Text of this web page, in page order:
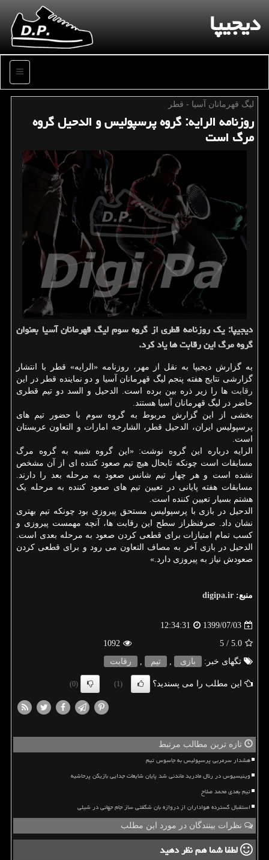
دیجیپا
منو
لیگ قهرمانان آسیا - قطر
روزنامه الرایه: گروه پرسپولیس و الدحیل گروه
مرگ است
دیجیپا: یك روزنامه قطری از گروه سوم لیگ قهرمانان آسیا بعنوان
گروه مرگ این رقابت ها یاد كرد.
به گزارش دیجیپا به نقل از مهر، روزنامه «الرایه» قطر با انتشار
گزارشی نتایج هفته پنجم لیگ قهرمانان آسیا و دو نماینده قطر در این
رقابت ها را زیر ذره بین برده است. الدحیل و السد دو تیم قطری
حاضر در لیگ قهرمانان آسیا هستند.
بخشی از این گزارش مربوط به گروه سوم با حضور تیم های
پرسپولیس ایران، الدحیل قطر، الشارجه امارات و التعاون عربستان
است.
الرایه درباره این گروه نوشت: «این گروه شبیه به گروه مرگ
مسابقات است چونکه تابحال هیچ تیم صعود کننده ای از آن مشخص
نشده است و هر چهار تیم شانس صعود به مرحله بعد را دارند.
مسابقات هفته پایانی در تعیین تیم های صعود کننده به مرحله یک
هشتم بسیار تعیین کننده است.
الدحیل در بازی با پرسپولیس مستحق پیروزی بود چونکه تیم بهتری
نشان داد. صرفنظراز سطح این رقابت ها، آنچه مهمست پیروزی و
کسب تمام امتیازات برای قطعی کردن صعود به مرحله بعدی است.
الدحیل در بازی آخر به مصاف التعاون می رود و برای قطعی کردن
صعودش نیاز به پیروزی دارد.»
منبع: digipa.ir
1399/07/03
12:34:31
5.0
/ 5
1092
تگهای خبر:
بازی , تیم , رقابت
این مطلب را می پسندید؟ (1)
(0)
تازه ترین مطالب مرتبط
هشدار سرمربی پرسپولیس به جاسوس تیم
وینیسیوس در رئال مادرید ماندنی شد پایان شایعات جدایی بازیکن پرحاشیه
تیم بعدی محمد صلاح
استقبال گسترده هواداران از دروازه بان شگفتی ساز جام جهانی در شیلی
نظرات بینندگان در مورد این مطلب
لطفا شما همنظر دهید